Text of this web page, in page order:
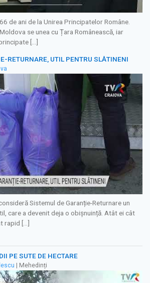
de ani de la Unirea Principatelor Române.
se unea cu Țara Românească, iar
[…]
RETURNARE, UTIL PENTRU SLĂTINENI
Sistemul de Garanție-Returnare un
care a devenit deja o obișnuință. Atât ei cât
rapid […]
PE SUTE DE HECTARE
| Mehedinți